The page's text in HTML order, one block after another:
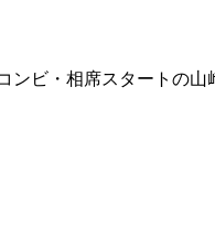
ビ・相席スタートの